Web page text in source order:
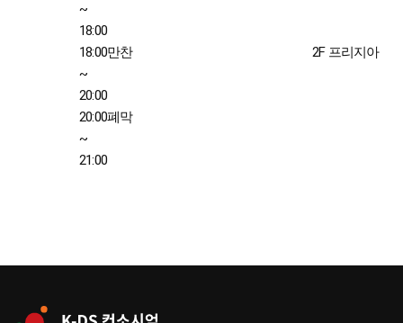
~
18:00
18:00
~
20:00
만찬 2F 프리지아
20:00
~
21:00
폐막